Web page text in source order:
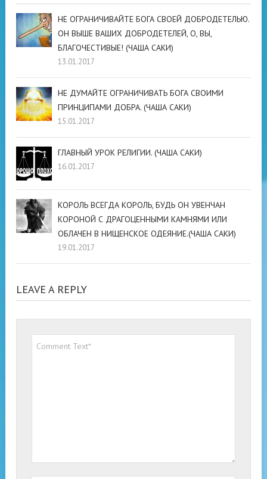
НЕ ОГРАНИЧИВАЙТЕ БОГА СВОЕЙ ДОБРОДЕТЕЛЬЮ.
ОН ВЫШЕ ВАШИХ ДОБРОДЕТЕЛЕЙ, О, ВЫ,
БЛАГОЧЕСТИВЫЕ! (ЧАША САКИ)
13.01.2017
НЕ ДУМАЙТЕ ОГРАНИЧИВАТЬ БОГА СВОИМИ
ПРИНЦИПАМИ ДОБРА. (ЧАША САКИ)
15.01.2017
ГЛАВНЫЙ УРОК РЕЛИГИИ. (ЧАША САКИ)
16.01.2017
КОРОЛЬ ВСЕГДА КОРОЛЬ, БУДЬ ОН УВЕНЧАН
КОРОНОЙ С ДРАГОЦЕННЫМИ КАМНЯМИ ИЛИ
ОБЛАЧЕН В НИЩЕНСКОЕ ОДЕЯНИЕ.(ЧАША САКИ)
19.01.2017
LEAVE A REPLY